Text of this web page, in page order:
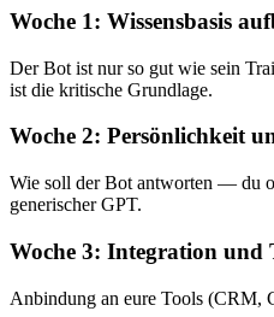
Woche 1: Wissensbasis
Der Bot ist nur so gut wie sein
ist die kritische Grundlage.
Woche 2: Persönlichkeit
Wie soll der Bot antworten — du
generischer GPT.
Woche 3: Integration und
Anbindung an eure Tools (CRM,